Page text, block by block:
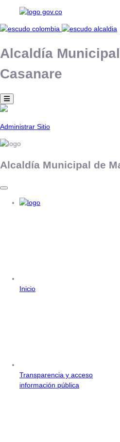
Alcaldía
Casanare
Administrar Sitio
Alcaldía Municipal de
Inicio
Transparencia y acceso
información pública